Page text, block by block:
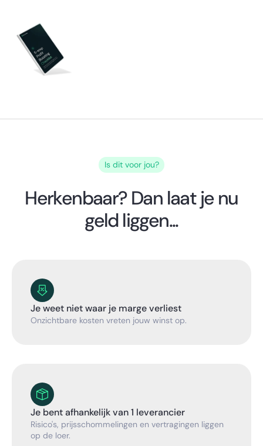
Is dit voor jou?
Herkenbaar? Dan laat je nu
geld liggen...
Je weet niet waar je marge verliest
Onzichtbare kosten vreten jouw winst op.
Je bent afhankelijk van 1 leverancier
Risico's, prijsschommelingen en vertragingen liggen
op de loer.